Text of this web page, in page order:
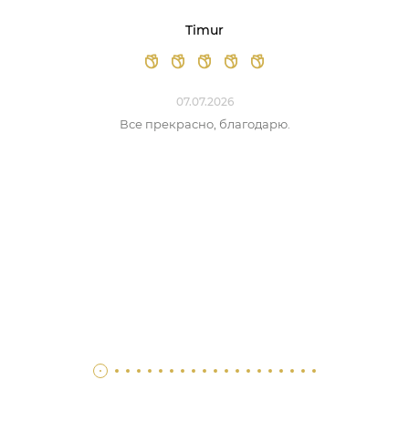
Timur
07.07.2026
Все прекрасно, благодарю.